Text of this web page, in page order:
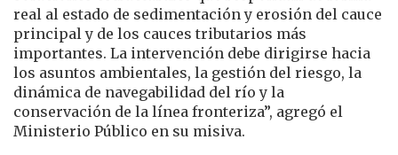
real al estado de sedimentación y erosión del cauce
principal y de los cauces tributarios más
importantes. La intervención debe dirigirse hacia
los asuntos ambientales, la gestión del riesgo, la
dinámica de navegabilidad del río y la
conservación de la línea fronteriza”, agregó el
Ministerio Público en su misiva.